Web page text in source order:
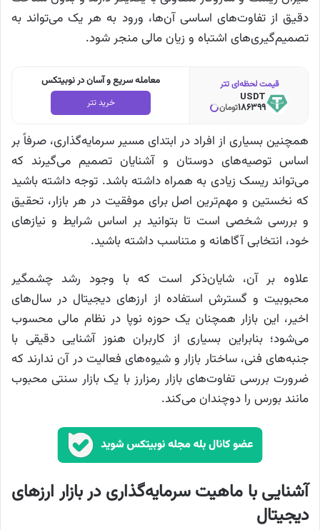
دقیق از تفاوت‌های اساسی آن‌ها، ورود به هر یک می‌تواند به
تصمیم‌گیری‌های اشتباه و زیان مالی منجر شود.
معامله سریع و آسان در نوبیتکس
خرید تتر
قیمت لحظه‌ای تتر
USDT
186399تومان
همچنین بسیاری از افراد در ابتدای مسیر سرمایه‌گذاری، صرفاً بر
اساس توصیه‌های دوستان و آشنایان تصمیم می‌گیرند که
می‌تواند ریسک زیادی به همراه داشته باشد. توجه داشته باشید
که نخستین و مهم‌ترین اصل برای موفقیت در هر بازار، تحقیق
و بررسی شخصی است تا بتوانید بر اساس شرایط و نیاز‌های
خود، انتخابی آگاهانه و متناسب داشته باشید.
علاوه بر آن، شایان‌ذکر است که با وجود رشد چشمگیر
محبوبیت و گسترش استفاده از ارز‌های دیجیتال در سال‌های
اخیر، این بازار همچنان یک حوزه نوپا در نظام مالی محسوب
می‌شود؛ بنابراین بسیاری از کاربران هنوز آشنایی دقیقی با
جنبه‌های فنی، ساختار بازار و شیوه‌های فعالیت در آن ندارند که
ضرورت بررسی تفاوت‌های بازار رمزارز با یک بازار سنتی محبوب
مانند بورس را دوچندان می‌کند.
آشنایی با ماهیت سرمایه‌گذاری در بازار ارز‌های
دیجیتال